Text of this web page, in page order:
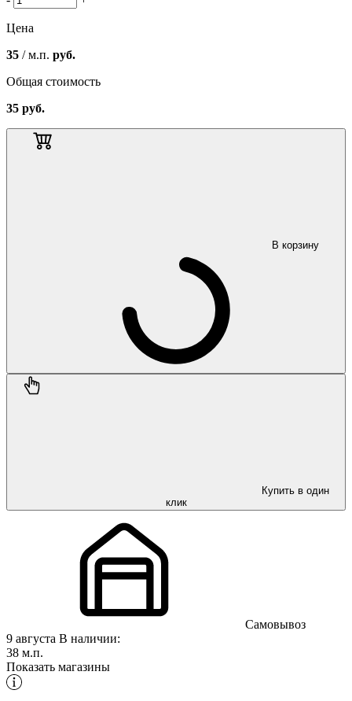
Цена
35 / м.п. руб.
Общая стоимость
35 руб.
В корзину
Купить в один
клик
Самовывоз
9 августа В наличии:
38 м.п.
Показать магазины